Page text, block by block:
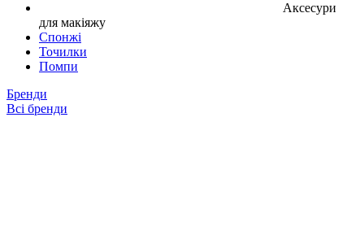
Аксесури
для макіяжу
Спонжі
Точилки
Помпи
Бренди
Всі бренди